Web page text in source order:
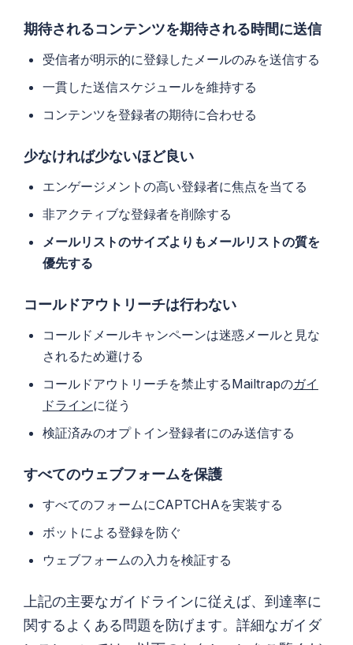
期待されるコンテンツを期待される時間に送信
受信者が明示的に登録したメールのみを送信する
一貫した送信スケジュールを維持する
コンテンツを登録者の期待に合わせる
少なければ少ないほど良い
エンゲージメントの高い登録者に焦点を当てる
非アクティブな登録者を削除する
メールリストのサイズよりもメールリストの質を
優先する
コールドアウトリーチは行わない
コールドメールキャンペーンは迷惑メールと見な
されるため避ける
コールドアウトリーチを禁止するMailtrapのガイ
ドラインに従う
検証済みのオプトイン登録者にのみ送信する
すべてのウェブフォームを保護
すべてのフォームにCAPTCHAを実装する
ボットによる登録を防ぐ
ウェブフォームの入力を検証する
上記の主要なガイドラインに従えば、到達率に
関するよくある問題を防げます。詳細なガイダ